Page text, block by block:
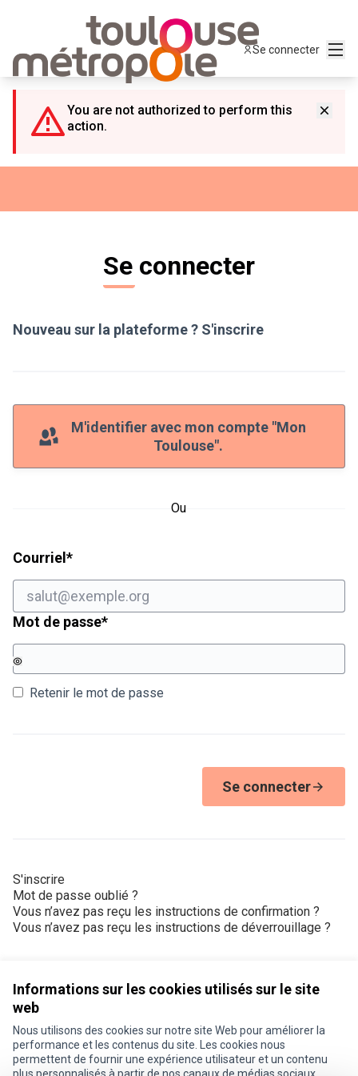
Informations sur les cookies utilisés sur le site
web
Nous utilisons des cookies sur notre site Web pour améliorer la
performance et les contenus du site. Les cookies nous
permettent de fournir une expérience utilisateur et un contenu
Se connecter
You are not authorized to perform this
action.
Se connecter
Nouveau sur la plateforme ? S'inscrire
M'identifier avec mon compte "Mon
Toulouse".
Ou
Courriel *Champ obligatoire
Mot de passe*Champ obligatoire
Retenir le mot de passe
Se connecter
S'inscrire
Mot de passe oublié ?
Vous n’avez pas reçu les instructions de confirmation ?
Vous n’avez pas reçu les instructions de déverrouillage ?
Conditions d'utilisation
Paramètres des cookies
Je participe ! sur X
Je participe ! sur Facebook
Je participe ! sur Instagram